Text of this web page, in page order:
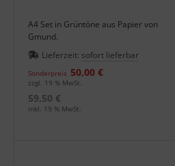
A4 Set in Grüntöne aus Papier von
Gmund.
Lieferzeit: sofort lieferbar
Sonderpreis 50,00 €
zzgl. 19 % MwSt.
59,50 €
inkl. 19 % MwSt.